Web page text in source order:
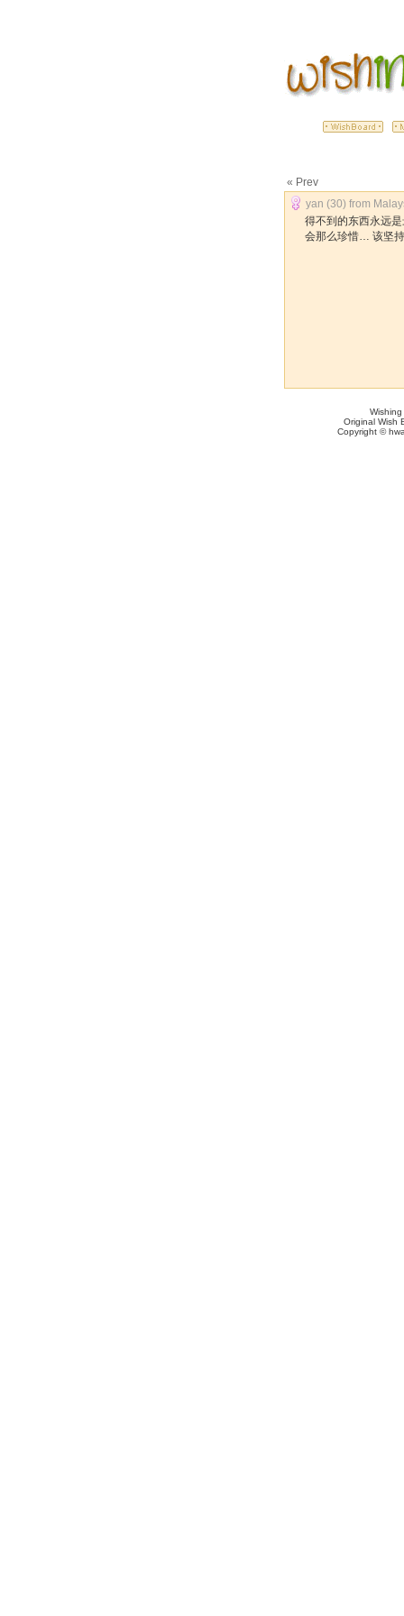
« Prev
yan (30) from
得不到的东西永远
会那么珍惜… 该坚
Original Wish
Copyright ©